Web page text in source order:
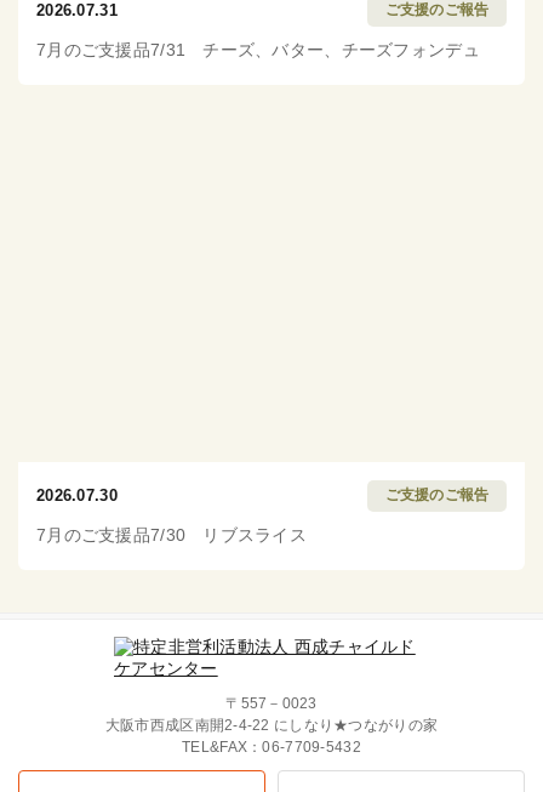
2026.07.31 ご支援のご報告
7月のご支援品7/31 チーズ、バター、チーズフォンデュ
2026.07.30 ご支援のご報告
7月のご支援品7/30 リブスライス
〒557－0023
大阪市西成区南開2-4-22 にしなり★つながりの家
TEL&FAX：06-7709-5432